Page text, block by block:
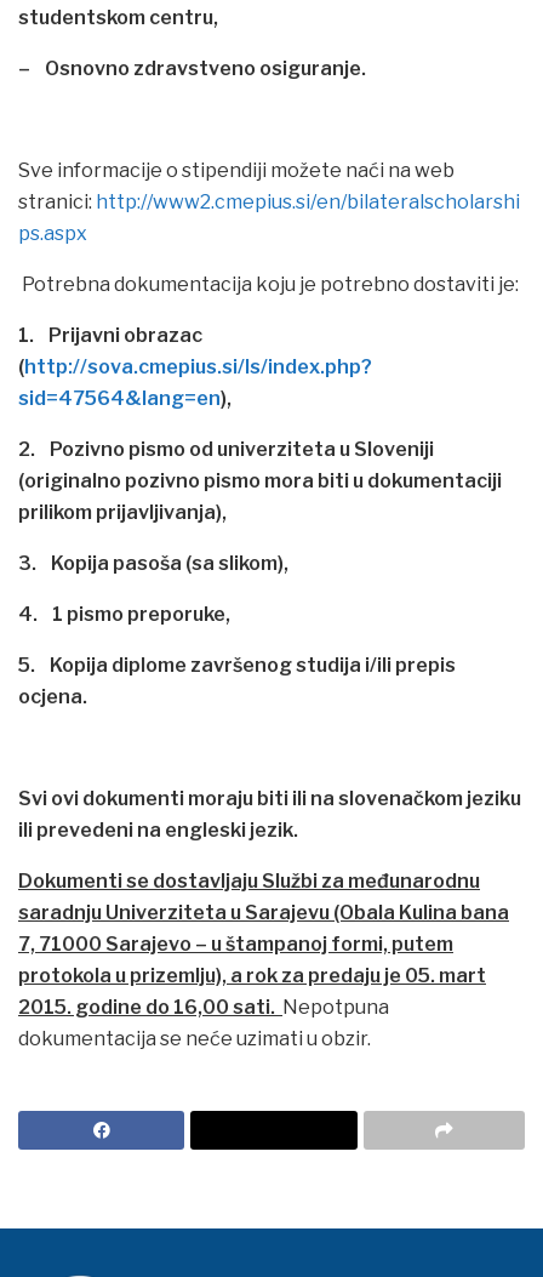
studentskom centru,
– Osnovno zdravstveno osiguranje.
Sve informacije o stipendiji možete naći na web
stranici: http://www2.cmepius.si/en/bilateralscholarshi
ps.aspx
Potrebna dokumentacija koju je potrebno dostaviti je:
1. Prijavni obrazac
(http://sova.cmepius.si/ls/index.php?
sid=47564&lang=en),
2. Pozivno pismo od univerziteta u Sloveniji
(originalno pozivno pismo mora biti u dokumentaciji
prilikom prijavljivanja),
3. Kopija pasoša (sa slikom),
4. 1 pismo preporuke,
5. Kopija diplome završenog studija i/ili prepis
ocjena.
Svi ovi dokumenti moraju biti ili na slovenačkom jeziku
ili prevedeni na engleski jezik.
Dokumenti se dostavljaju Službi za međunarodnu
saradnju Univerziteta u Sarajevu (Obala Kulina bana
7, 71000 Sarajevo – u štampanoj formi, putem
protokola u prizemlju), a rok za predaju je 05. mart
2015. godine do 16,00 sati. Nepotpuna
dokumentacija se neće uzimati u obzir.